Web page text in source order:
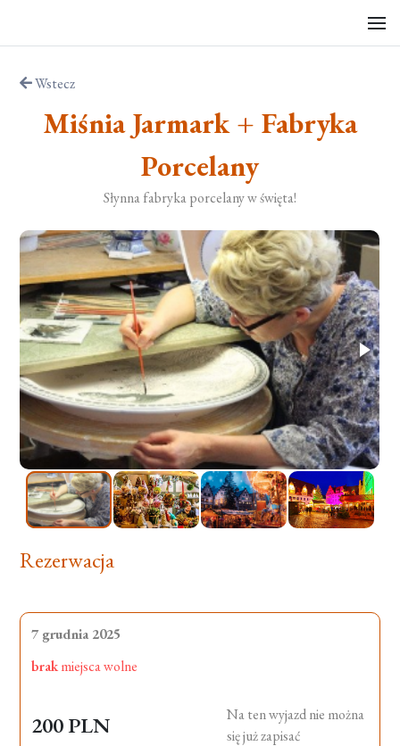
Wstecz
Miśnia Jarmark + Fabryka
Porcelany
Słynna fabryka porcelany w święta!
Rezerwacja
7 grudnia 2025
brakmiejsca wolne
200 PLN
Na ten wyjazd nie można
się już zapisać